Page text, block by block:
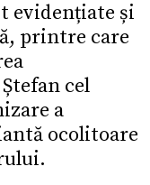
evidențiate și
printre care
cel
a
ocolitoare